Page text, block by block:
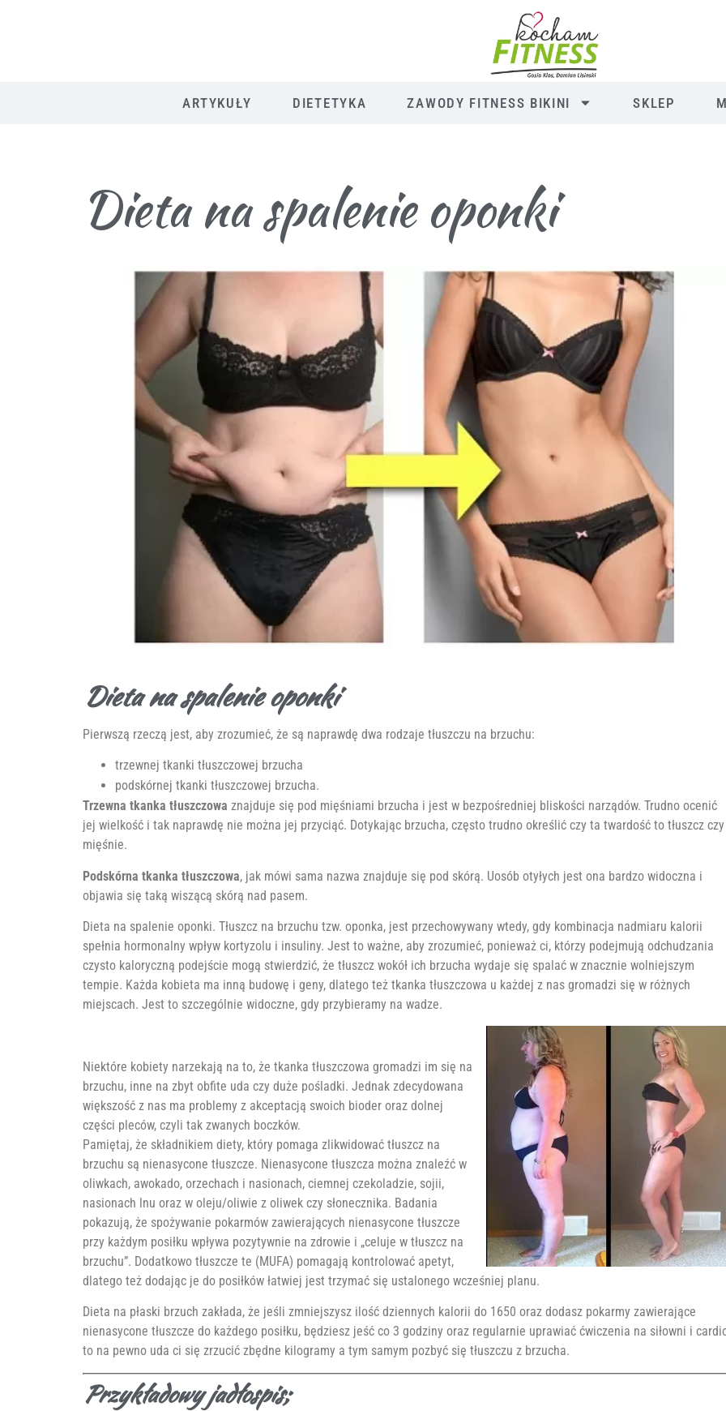
ARTYKUŁY DIETETYKA ZAWODY FITNESS BIKINI SKLEP
Dieta na spalenie oponki
Dieta na spalenie oponki
Pierwszą rzeczą jest, aby zrozumieć, że są naprawdę dwa rodzaje tłuszczu na brzuchu:
trzewnej tkanki tłuszczowej brzucha
podskórnej tkanki tłuszczowej brzucha.
Trzewna tkanka tłuszczowa znajduje się pod mięśniami brzucha i jest w bezpośredniej bliskości narządów. Trudno ocenić
jej wielkość i tak naprawdę nie można jej przyciąć. Dotykając brzucha, często trudno określić czy ta twardość to tłuszcz czy
mięśnie.
Podskórna tkanka tłuszczowa, jak mówi sama nazwa znajduje się pod skórą. Uosób otyłych jest ona bardzo widoczna i
objawia się taką wiszącą skórą nad pasem.
Dieta na spalenie oponki. Tłuszcz na brzuchu tzw. oponka, jest przechowywany wtedy, gdy kombinacja nadmiaru kalorii
spełnia hormonalny wpływ kortyzolu i insuliny. Jest to ważne, aby zrozumieć, ponieważ ci, którzy podejmują odchudzania
czysto kaloryczną podejście mogą stwierdzić, że tłuszcz wokół ich brzucha wydaje się spalać w znacznie wolniejszym
tempie. Każda kobieta ma inną budowę i geny, dlatego też tkanka tłuszczowa u każdej z nas gromadzi się w różnych
miejscach. Jest to szczególnie widoczne, gdy przybieramy na wadze.
Niektóre kobiety narzekają na to, że tkanka tłuszczowa gromadzi im się na
brzuchu, inne na zbyt obfite uda czy duże pośladki. Jednak zdecydowana
większość z nas ma problemy z akceptacją swoich bioder oraz dolnej
części pleców, czyli tak zwanych boczków.
Pamiętaj, że składnikiem diety, który pomaga zlikwidować tłuszcz na
brzuchu są nienasycone tłuszcze. Nienasycone tłuszcza można znaleźć w
oliwkach, awokado, orzechach i nasionach, ciemnej czekoladzie, sojii,
nasionach lnu oraz w oleju/oliwie z oliwek czy słonecznika. Badania
pokazują, że spożywanie pokarmów zawierających nienasycone tłuszcze
przy każdym posiłku wpływa pozytywnie na zdrowie i „celuje w tłuszcz na
brzuchu”. Dodatkowo tłuszcze te (MUFA) pomagają kontrolować apetyt,
dlatego też dodając je do posiłków łatwiej jest trzymać się ustalonego wcześniej planu.
Dieta na płaski brzuch zakłada, że jeśli zmniejszysz ilość dziennych kalorii do 1650 oraz dodasz pokarmy zawierające
nienasycone tłuszcze do każdego posiłku, będziesz jeść co 3 godziny oraz regularnie uprawiać ćwiczenia na siłowni i
to na pewno uda ci się zrzucić zbędne kilogramy a tym samym pozbyć się tłuszczu z brzucha.
Przykładowy jadłospis;